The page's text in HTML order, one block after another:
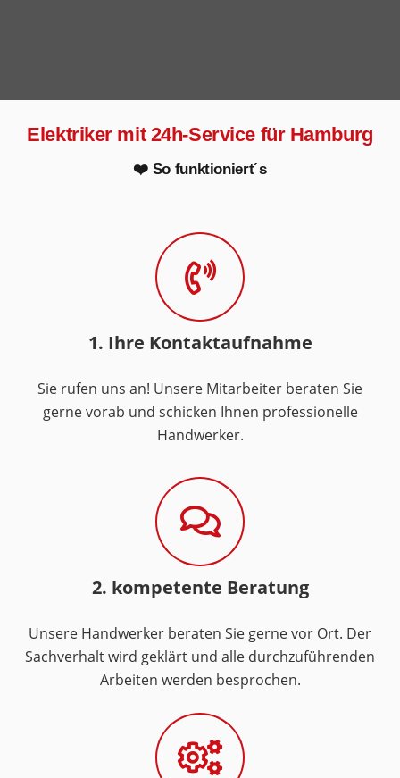
Elektriker mit 24h-Service für Hamburg
❤️ So funktioniert´s
1. Ihre Kontaktaufnahme
Sie rufen uns an! Unsere Mitarbeiter beraten Sie
gerne vorab und schicken Ihnen professionelle
Handwerker.
2. kompetente Beratung
Unsere Handwerker beraten Sie gerne vor Ort. Der
Sachverhalt wird geklärt und alle durchzuführenden
Arbeiten werden besprochen.